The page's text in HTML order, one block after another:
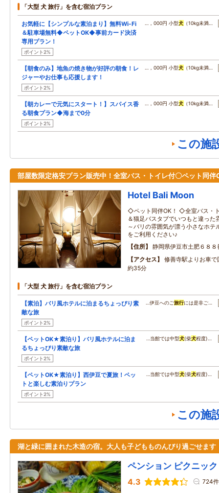
「大型 犬 旅行」を含む宿泊プラン
お気軽に【シンプルな素泊まり】無料Wi-Fi
＆駐車場無料◆ペットOK◆事前カード決済
専用プラン！
ポイント2%
…，000円 小型犬 （10kg未満…
【朝食のみ】地魚の焼き物が好評の朝食！レ
ジャーやお仕事も応援します！
ポイント2%
…，000円 小型犬 （10kg未満…
【朝カレーで元気にスタート！】スパイス香
る朝食プラン◆海まで0分
ポイント2%
…，000円 小型犬 （10kg未満…
この施
部屋数限定格安プラン販売中！全室バス・トイレ付〇ペット同伴
Hotel Bali Moon
◇ペット同伴OK！ ◇全室バス・
＆猫足バスタブでいつもと違った
～バリの雰囲気が漂う小さなホテ
をご利用ください♪
住所
静岡県伊豆市土肥６８８
アクセス
修善寺駅よりお車
約35分
「大型 犬 旅行」を含む宿泊プラン
【素泊】バリ風ホテルに泊まるちょっぴり素
敵な旅
ポイント2%
…伊豆へのご旅行には是非ご…
【ペットOK★素泊り】バリ風ホテルに泊ま
るちょっぴり素敵な旅
ポイント2%
…当館では中型犬(柴犬程度)…
【ペットOK★素泊り】西伊豆で夏旅！ペッ
トと楽しむ素泊りプラン
ポイント2%
…当館では中型犬(柴犬程度)…
この施
湖と緑に囲まれた木造の宿。大人も子どもものんびり過ごせます
ペンション ピクニック
4.3 724件